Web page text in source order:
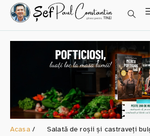
Acasa/
Salată de roșii și castraveți